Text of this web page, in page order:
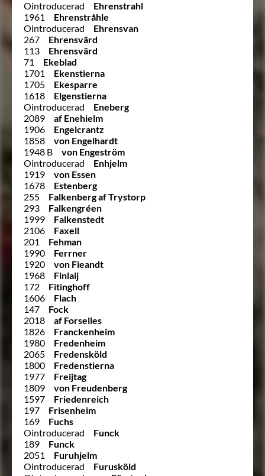
Ointroducerad
Ehrenstrahl
1961
Ehrenstråhle
Ointroducerad
Ehrensvan
267
Ehrensvärd
113
Ehrensvärd
71
Ekeblad
1701
Ekenstierna
1705
Ekesparre
1618
Elgenstierna
Ointroducerad
Eneberg
2089
af Enehielm
1906
Engelcrantz
1858
von Engelhardt
1948 B
von Engeström
Ointroducerad
Enhjelm
1919
von Essen
1678
Estenberg
255
Falkenberg af Trystorp
293
Falkengréen
1999
Falkenstedt
2106
Faxell
201
Fehman
1990
Ferrner
1920
von Fieandt
1968
Finlaij
172
Fitinghoff
1606
Flach
147
Fock
2018
af Forselles
1826
Franckenheim
1980
Fredenheim
2065
Fredensköld
1800
Fredenstierna
1977
Freijtag
1809
von Freudenberg
1597
Friedenreich
197
Frisenheim
169
Fuchs
Ointroducerad
Funck
189
Funck
2051
Furuhjelm
Ointroducerad
Furusköld